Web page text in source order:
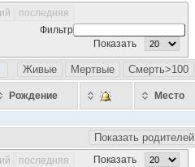
последняя
Фильтр
Показать
Живые Мертвые Смерть>100
Рождение Место
Показать родителей
последняя Показать